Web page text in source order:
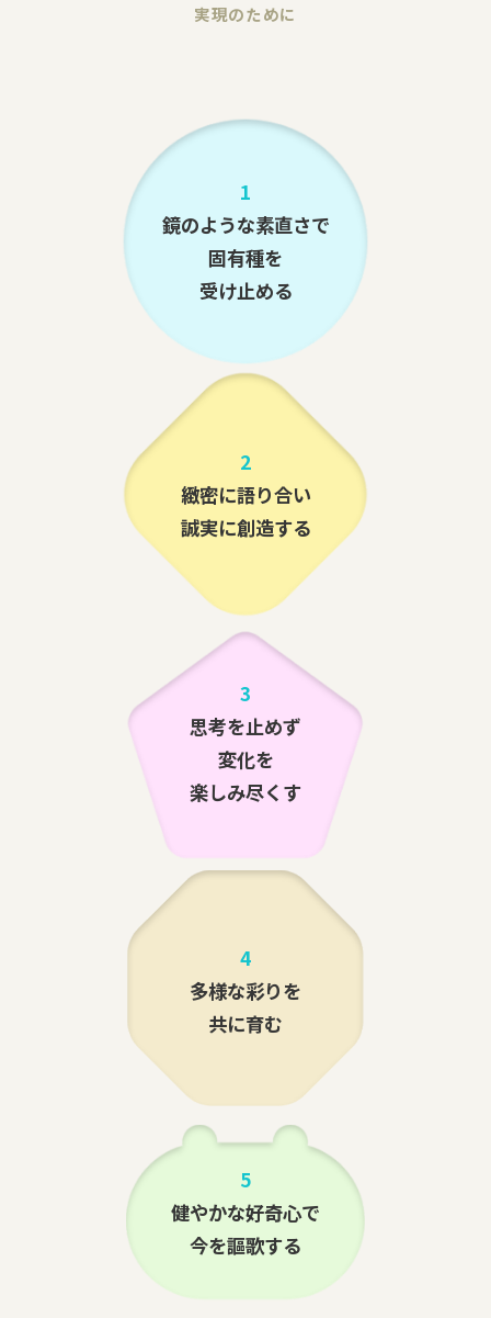
実現のために
1
鏡のような素直さで
固有種を
受け止める
2
緻密に語り合い
誠実に創造する
3
思考を止めず
変化を
楽しみ尽くす
4
多様な彩りを
共に育む
5
健やかな好奇心で
今を謳歌する